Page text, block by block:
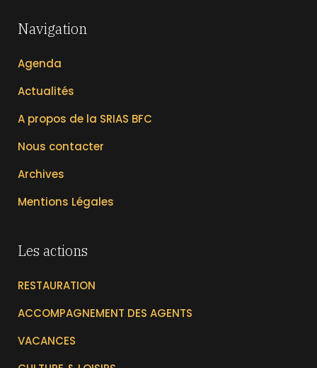
Navigation
Agenda
Actualités
A propos de la SRIAS BFC
Nous contacter
Archives
Mentions Légales
Les actions
RESTAURATION
ACCOMPAGNEMENT DES AGENTS
VACANCES